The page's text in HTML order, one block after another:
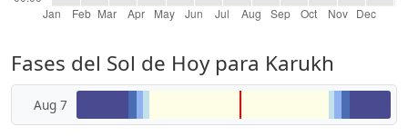
Fases del Sol de Hoy para Karukh
Aug 7